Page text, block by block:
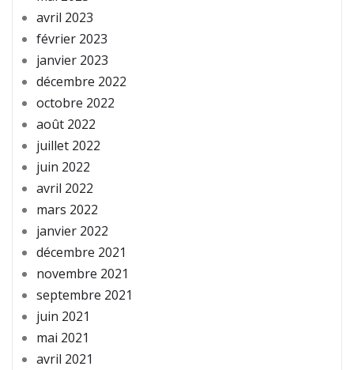
avril 2023
février 2023
janvier 2023
décembre 2022
octobre 2022
août 2022
juillet 2022
juin 2022
avril 2022
mars 2022
janvier 2022
décembre 2021
novembre 2021
septembre 2021
juin 2021
mai 2021
avril 2021